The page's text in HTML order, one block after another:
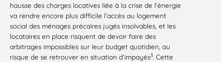
hausse des charges locatives liée à la crise de l’énergie
va rendre encore plus difficile l’accès au logement
social des ménages précaires jugés insolvables, et les
locataires en place risquent de devoir faire des
arbitrages impossibles sur leur budget quotidien, au
risque de se retrouver en situation d’impayés3. Cette